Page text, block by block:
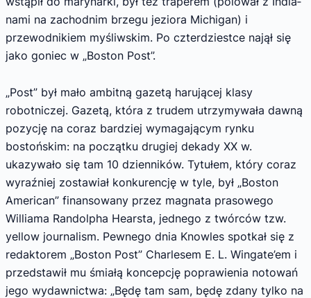
nami na zachodnim brzegu jeziora Michigan) i
przewodnikiem myśliwskim. Po czterdziestce najął się
jako goniec w „Boston Post”.
„Post” był mało ambitną gazetą harują­cej klasy
robotniczej. Gazetą, która z trudem utrzymywała dawną
pozycję na coraz bardziej wymagającym rynku
bostońskim: na początku drugiej dekady XX w.
ukazywało się tam 10 dzienników. Tytułem, który coraz
wyraźniej zostawiał konkurencję w tyle, był „Boston
American” finansowany przez magnata pra­sowego
Williama Randolpha Hearsta, jednego z twórców tzw.
yellow journalism. Pewnego dnia Knowles spotkał się z
redaktorem „Boston Post” Charlesem E. L. Wingate’em i
przedsta­wił mu śmiałą koncepcję poprawienia noto­wań
jego wydawnictwa: „Będę tam sam, będę zdany tylko na